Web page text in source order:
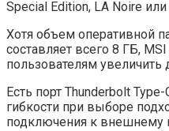
Special Edition, LA Noire
Хотя объем оперативной
составляет всего 8 ГБ,
пользователям увеличить
Есть порт Thunderbolt
гибкости при выборе
подключения к внешнему